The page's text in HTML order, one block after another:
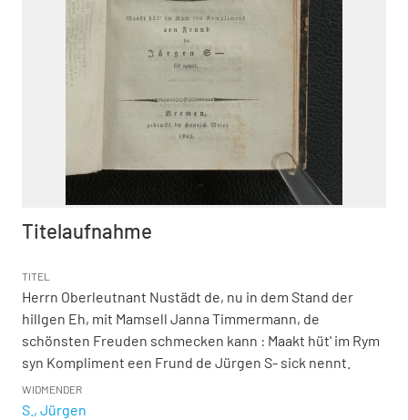
Titelaufnahme
TITEL
Herrn Oberleutnant Nustädt de, nu in dem Stand der
hillgen Eh, mit Mamsell Janna Timmermann, de
schönsten Freuden schmecken kann : Maakt hüt' im Rym
syn Kompliment een Frund de Jürgen S- sick nennt.
WIDMENDER
S., Jürgen